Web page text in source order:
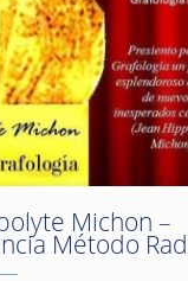
Michon –
Método